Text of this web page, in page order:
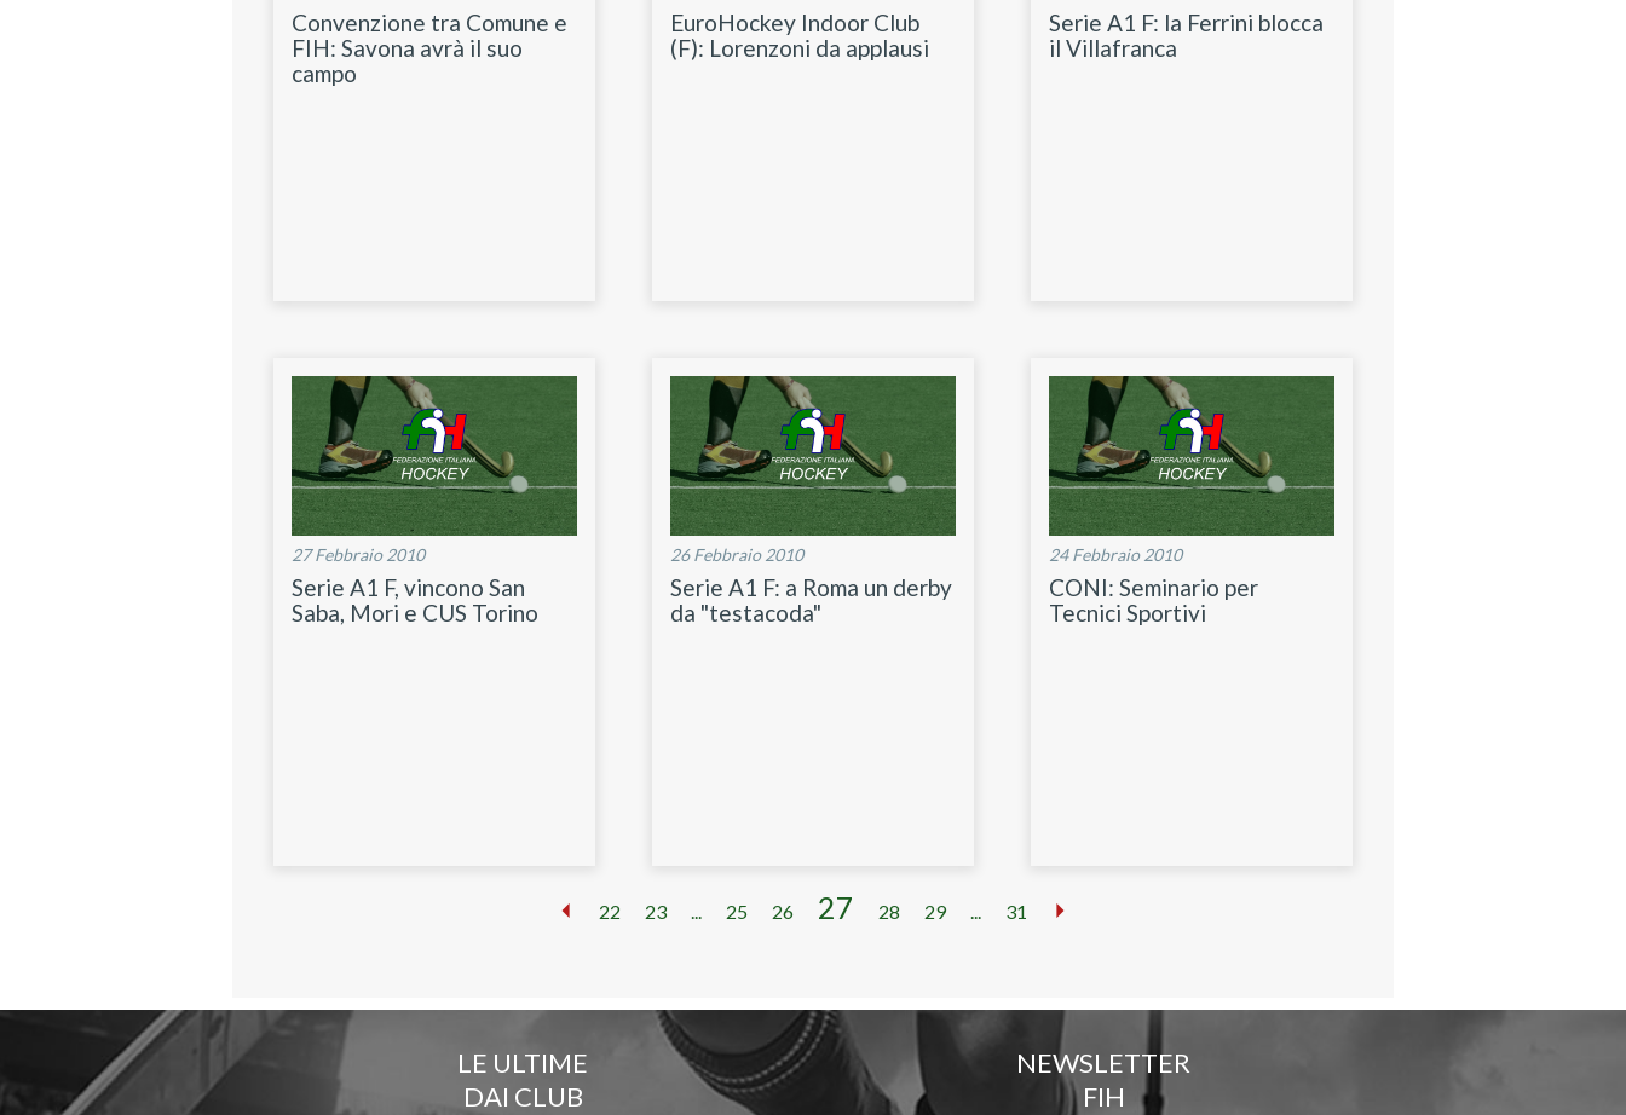
Convenzione tra Comune e
FIH: Savona avrà il suo
campo
EuroHockey Indoor Club
(F): Lorenzoni da applausi
Serie A1 F: la Ferrini blocca
il Villafranca
27 Febbraio 2010
Serie A1 F, vincono San
Saba, Mori e CUS Torino
26 Febbraio 2010
Serie A1 F: a Roma un derby
da "testacoda"
24 Febbraio 2010
CONI: Seminario per
Tecnici Sportivi
22 23 ... 25 26 27 28 29 ... 31
LE ULTIME
DAI CLUB
NEWSLETTER
FIH